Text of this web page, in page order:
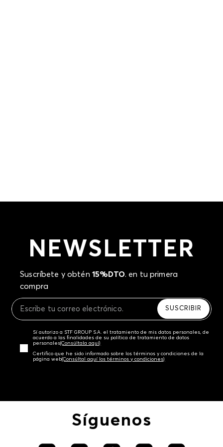
NEWSLETTER
Suscríbete y obtén 15%DTO. en tu primera
compra
SUSCRIBIR
Sí autorizo a STF GROUP S.A. el tratamiento de mis datos personales, de
acuerdo a las finalidades de su política de tratamiento de datos
personales‎(Consúltala aquí)
Certifico que he sido informado sobre los términos y condiciones de la
página web‎(Consúltal aquí los términos y condiciones)
Síguenos